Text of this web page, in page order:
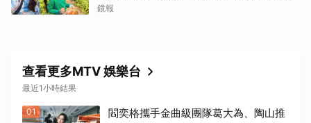
個
鏡報
查看更多MTV 娛樂台
最近1小時結果
01
閻奕格攜手金曲級團隊葛大為、陶山推